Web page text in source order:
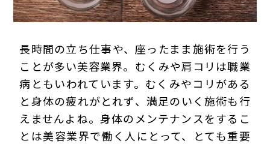
長時間の立ち仕事や、座ったまま施術を行う
ことが多い美容業界。 むくみや肩コリは職業
病 ともいわれています。むくみやコリがある
と身体の疲れがとれず、 満足のいく施術も行
えませんよね。身体のメンテナンスをするこ
とは美容業界で働く人にとって、とても重要